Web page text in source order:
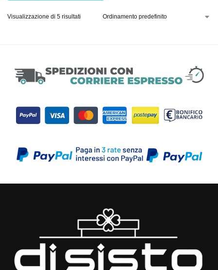
Visualizzazione di 5 risultati